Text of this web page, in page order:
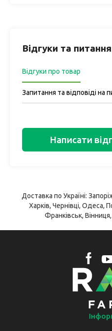
Відгуки та
Відгуки про товар
Запитання та відповіді на
Написати
Доставка по Україні:
Харків, Чернівці, Одеса,
Франківськ, Вінниця,